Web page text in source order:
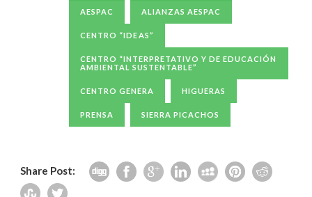
AESPAC ALIANZAS AESPAC
CENTRO “IDEAS”
CENTRO “INTERPRETATIVO Y DE EDUCACIÓN
AMBIENTAL SUSTENTABLE”
CENTRO GENERA HIGUERAS
PRENSA SIERRA PICACHOS
Share Post: